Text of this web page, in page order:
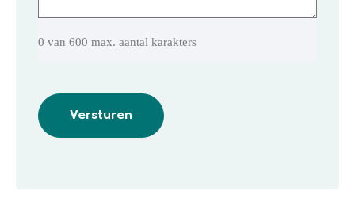
0 van 600 max. aantal karakters